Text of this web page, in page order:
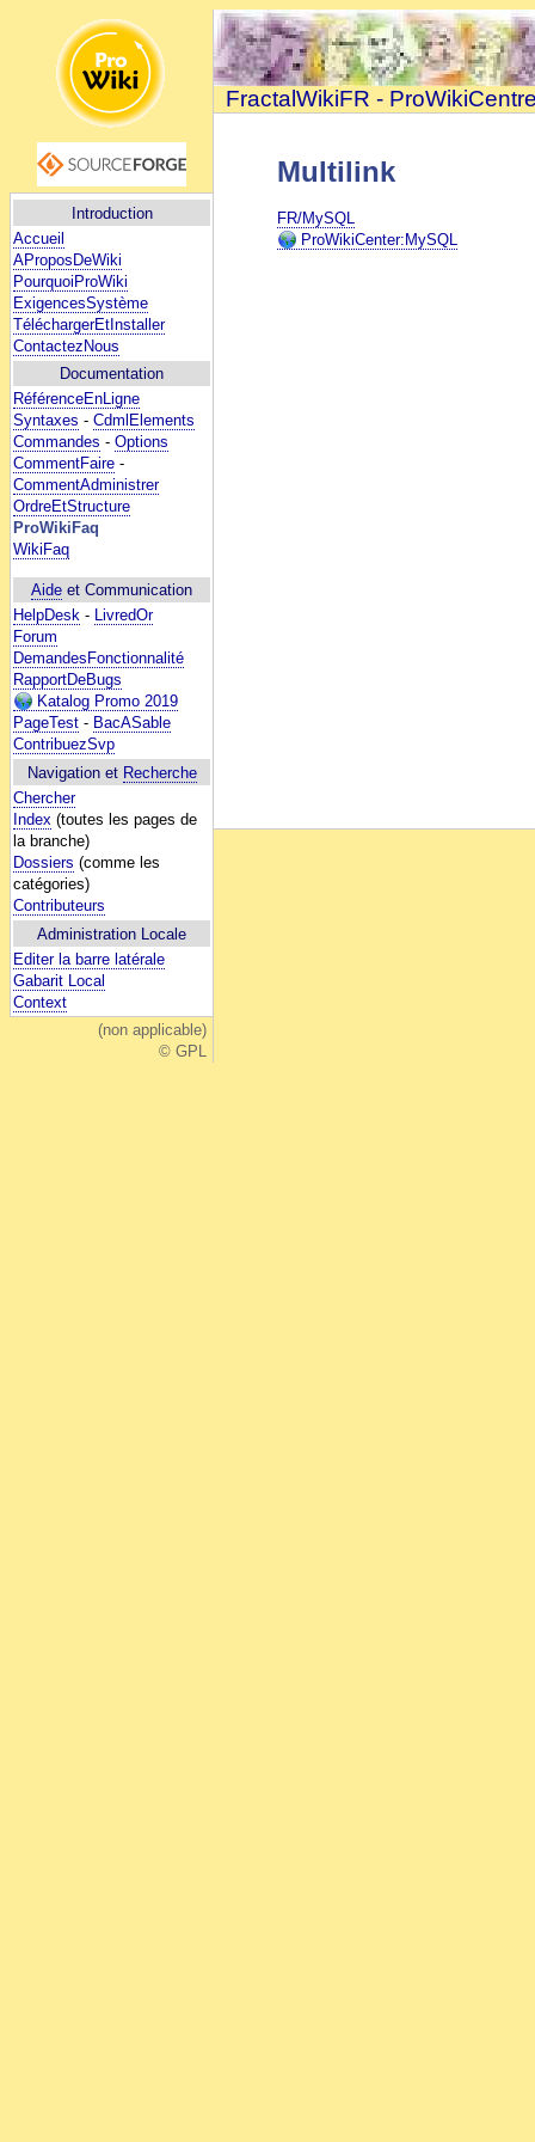
Introduction
Accueil
AProposDeWiki
PourquoiProWiki
ExigencesSystème
TéléchargerEtInstaller
ContactezNous
Documentation
RéférenceEnLigne
Syntaxes - CdmlElements
Commandes - Options
CommentFaire -
CommentAdministrer
OrdreEtStructure
ProWikiFaq
WikiFaq
Aide et Communication
HelpDesk - LivredOr
Forum
DemandesFonctionnalité
RapportDeBugs
Katalog Promo 2019
PageTest - BacASable
ContribuezSvp
Navigation et Recherche
Chercher
Index (toutes les pages de
la branche)
Dossiers (comme les
catégories)
Contributeurs
Administration Locale
Editer la barre latérale
Gabarit Local
Context
(non applicable)
© GPL
FractalWikiFR -
Multilink
FR/MySQL
ProWikiCenter:MySQL